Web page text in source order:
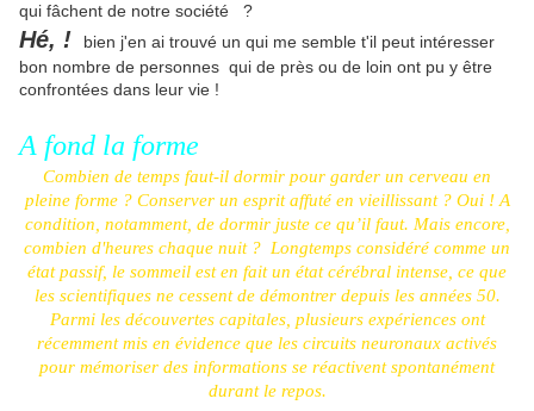
qui fâchent de notre société ?
Hé, !
bien j'en ai trouvé un qui me semble t'il peut intéresser
bon nombre de personnes qui de près ou de loin ont pu y être
confrontées dans leur vie !
A fond la forme
Combien de temps faut-il dormir pour garder un cerveau en
pleine forme ? Conserver un esprit affuté en vieillissant ? Oui ! A
condition, notamment, de dormir juste ce qu’il faut. Mais encore,
combien d'heures chaque nuit ? Longtemps considéré comme un
état passif, le sommeil est en fait un état cérébral intense, ce que
les scientifiques ne cessent de démontrer depuis les années 50.
Parmi les découvertes capitales, plusieurs expériences ont
récemment mis en évidence que les circuits neuronaux activés
pour mémoriser des informations se réactivent spontanément
durant le repos.